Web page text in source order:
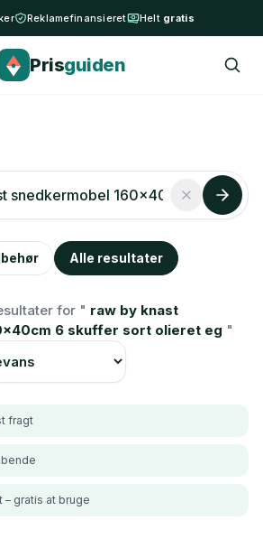
Reklamefinansieret Helt gratis
Prisguiden
Alle resultater
for " raw by knast
6 skuffer sort olieret eg "
fragt
– gratis at bruge